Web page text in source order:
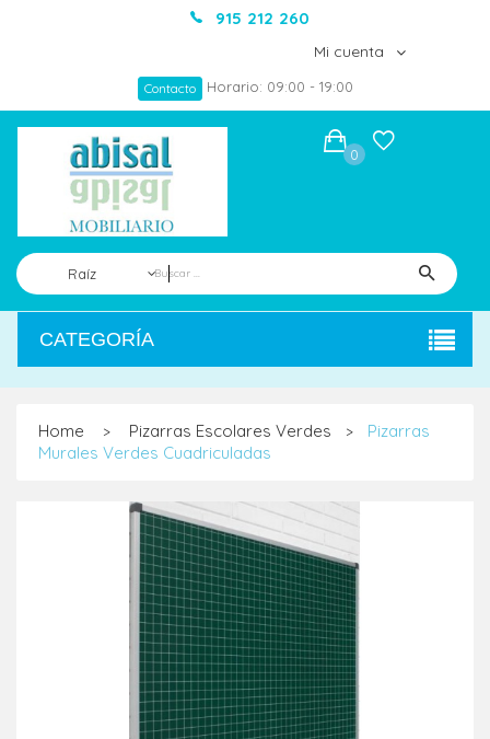
915 212 260
Mi cuenta
Contacto Horario: 09:00 - 19:00
Raíz
0
CATEGORÍA
Home > Pizarras Escolares Verdes >
Pizarras
Murales Verdes Cuadriculadas